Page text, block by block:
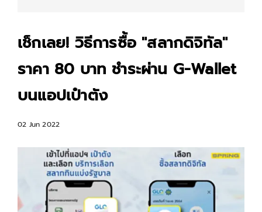
เช็กเลย! วิธีการซื้อ "สลากดิจิทัล"
ราคา 80 บาท ชำระผ่าน G-Wallet
บนแอปเป๋าตัง
02 Jun 2022